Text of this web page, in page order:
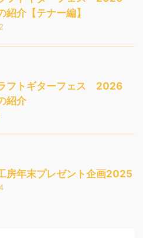
紹介【テナー編】
フトギターフェス 2026
紹介
房年末プレゼント企画2025